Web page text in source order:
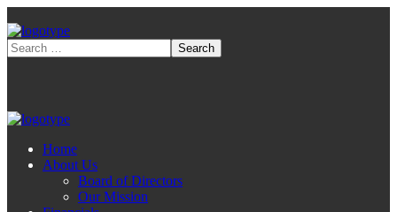
Home
About Us
Board of Directors
Our Mission